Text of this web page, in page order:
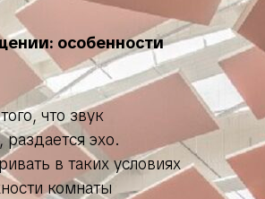
особенности
что звук
эхо.
в таких условиях
комнаты